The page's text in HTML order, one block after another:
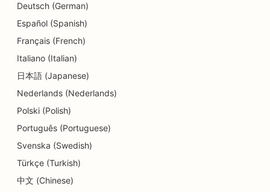
SEO pour les services de conseil en matière
d'endettement
SEO pour les services de change
SEO pour les studios de danse
SEO pour les services de dermabrasion
SEO pour les crèches
SEO pour les magasins de détail
Deutsch (German)
Español (Spanish)
Français (French)
Italiano (Italian)
日本語 (Japanese)
Nederlands (Nederlands)
Polski (Polish)
Português (Portuguese)
Svenska (Swedish)
Türkçe (Turkish)
中文 (Chinese)